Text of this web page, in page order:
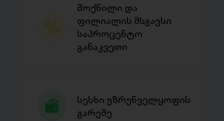
მოქნილი და
ფილიალის მსგავსი
საპროცენტო
განაკვეთი
სესხი უზრუნველყოფის
გარეშე